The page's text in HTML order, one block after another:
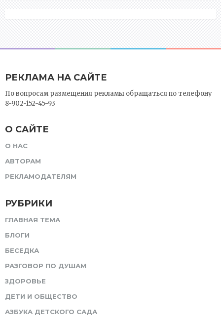
РЕКЛАМА НА САЙТЕ
По вопросам размещения рекламы обращаться по телефону
8-902-152-45-93
О САЙТЕ
О НАС
АВТОРАМ
РЕКЛАМОДАТЕЛЯМ
РУБРИКИ
ГЛАВНАЯ ТЕМА
БЛОГИ
БЕСЕДКА
РАЗГОВОР ПО ДУШАМ
ЗДОРОВЬЕ
ДЕТИ И ОБЩЕСТВО
АЗБУКА ДЕТСКОГО САДА